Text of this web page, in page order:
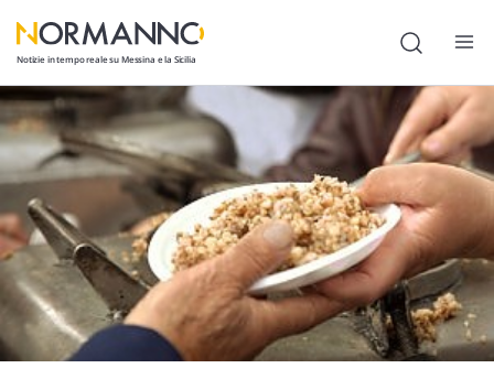
Notizie in tempo reale su Messina e la Sicilia
Attualità
Cronaca
Politica
Cultura
Lavoro
Società